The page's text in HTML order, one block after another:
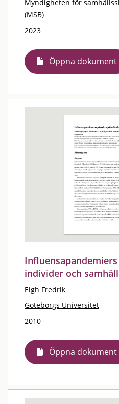
Myndigheten för
(MSB)
2023
Öppna dokument
individer och
Elgh Fredrik
Göteborgs Universitet
2010
Öppna dokument